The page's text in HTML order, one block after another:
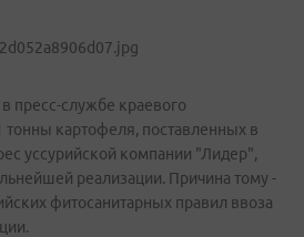
пресс-службе краевого
тонны картофеля, поставленных в
уссурийской компании "Лидер",
реализации. Причина тому -
фитосанитарных правил ввоза